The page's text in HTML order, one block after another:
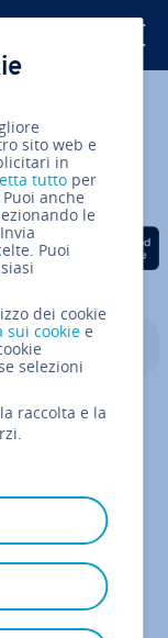
la
Facebook
via Twitter
via
il
alla
del magazine
di quel primo
scritta a
your mouse
mouse
freccia
(lo farai)
sito web e
in
tutto per
anche
le
Puoi
dei cookie
sui cookie e
selezioni
raccolta e la